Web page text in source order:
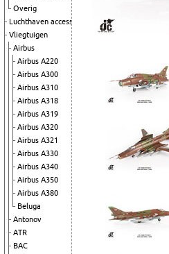
Overig
Luchthaven accessoires
Vliegtuigen
Airbus
Airbus A220
Airbus A300
Airbus A310
Airbus A318
Airbus A319
Airbus A320
Airbus A321
Airbus A330
Airbus A340
Airbus A350
Airbus A380
Beluga
Antonov
ATR
BAC